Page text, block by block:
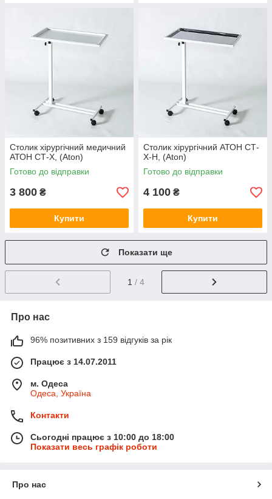
Столик хірургічний медичний
АТОН СТ-Х, (Aton)
Готово до відправки
3 800 ₴
Купити
Столик хірургічний АТОН СТ-
Х-Н, (Aton)
Готово до відправки
4 100 ₴
Купити
Показати ще
1 / 4
Про нас
96% позитивних з 159 відгуків за рік
Працює з 14.07.2011
м. Одеса
Одеса, Україна
Контакти
Сьогодні працює з 10:00 до 18:00
Показати весь графік роботи
Про нас